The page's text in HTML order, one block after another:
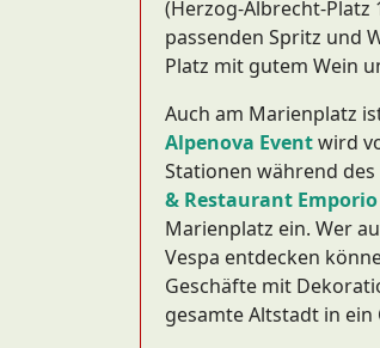
(Herzog-Albrecht-Platz
passenden Spritz und
Platz mit gutem Wein
Auch am Marienplatz
Alpenova Eventwird
Stationen während
& Restaurant Emporio
Marienplatz ein. Wer
Vespa entdecken
Geschäfte mit
gesamte Altstadt in ein